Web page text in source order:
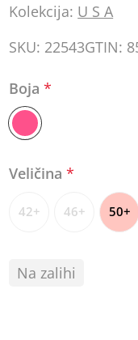
Kolekcija: U S A
SKU: 22543GTIN:
Boja*
Veličina*
42+ 46+ 50+
Na zalihi